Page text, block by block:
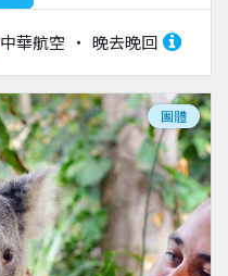
中華航空 晚去晚回
團體